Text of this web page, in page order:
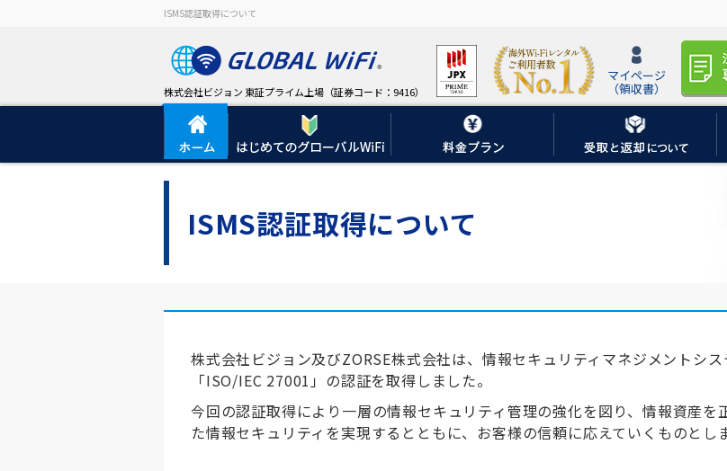
ISMS認証取得について
株式会社ビジョン 東証プライム上場（証券コード：9416）
マイページ
（領収書）
ISMS認証取得について
株式会社ビジョン及びZORSE株式会社は、情報セキュリティマネジメントシ
「ISO/IEC 27001」の認証を取得しました。
今回の認証取得により一層の情報セキュリティ管理の強化を図り、情報資産
た情報セキュリティを実現するとともに、お客様の信頼に応えていくものとしま